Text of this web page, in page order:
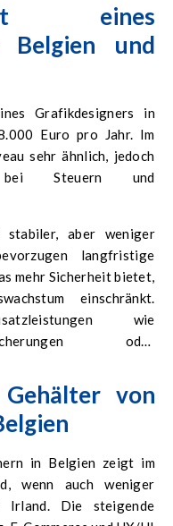
eines
Belgien und
Grafikdesigners in
Euro pro Jahr. Im
sehr ähnlich, jedoch
Steuern und
aber weniger
langfristige
mehr Sicherheit bietet,
einschränkt.
wie
oder
von
in Belgien zeigt im
wenn auch weniger
Irland. Die steigende